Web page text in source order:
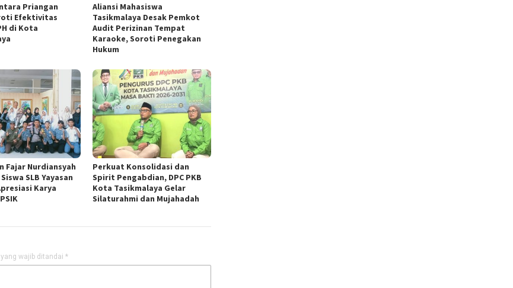
Priangan
Efektivitas
di Kota
Aliansi Mahasiswa
Tasikmalaya Desak Pemkot
Audit Perizinan Tempat
Karaoke, Soroti Penegakan
Hukum
Fajar Nurdiansyah
SLB Yayasan
Karya
Perkuat Konsolidasi dan
Spirit Pengabdian, DPC PKB
Kota Tasikmalaya Gelar
Silaturahmi dan Mujahadah
wajib ditandai *